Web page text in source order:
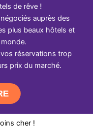
de rêve !
auprès des
plus beaux hôtels et
réservations trop
prix du marché.
cher !